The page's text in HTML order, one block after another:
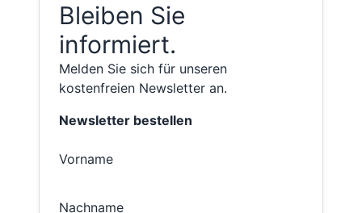
Bleiben Sie
informiert.
Melden Sie sich für unseren
kostenfreien Newsletter an.